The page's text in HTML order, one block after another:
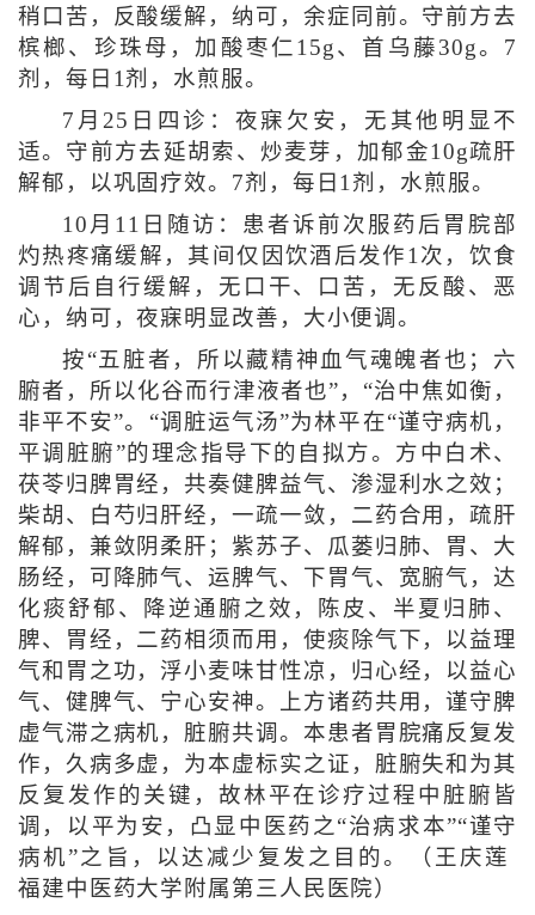
稍口苦，反酸缓解，纳可，余症同前。守前方去
槟榔、珍珠母，加酸枣仁15g、首乌藤30g。7
剂，每日1剂，水煎服。
7月25日四诊：夜寐欠安，无其他明显不
适。守前方去延胡索、炒麦芽，加郁金10g疏肝
解郁，以巩固疗效。7剂，每日1剂，水煎服。
10月11日随访：患者诉前次服药后胃脘部
灼热疼痛缓解，其间仅因饮酒后发作1次，饮食
调节后自行缓解，无口干、口苦，无反酸、恶
心，纳可，夜寐明显改善，大小便调。
按“五脏者，所以藏精神血气魂魄者也；六
腑者，所以化谷而行津液者也”，“治中焦如衡，
非平不安”。“调脏运气汤”为林平在“谨守病机，
平调脏腑”的理念指导下的自拟方。方中白术、
茯苓归脾胃经，共奏健脾益气、渗湿利水之效；
柴胡、白芍归肝经，一疏一敛，二药合用，疏肝
解郁，兼敛阴柔肝；紫苏子、瓜蒌归肺、胃、大
肠经，可降肺气、运脾气、下胃气、宽腑气，达
化痰舒郁、降逆通腑之效，陈皮、半夏归肺、
脾、胃经，二药相须而用，使痰除气下，以益理
气和胃之功，浮小麦味甘性凉，归心经，以益心
气、健脾气、宁心安神。上方诸药共用，谨守脾
虚气滞之病机，脏腑共调。本患者胃脘痛反复发
作，久病多虚，为本虚标实之证，脏腑失和为其
反复发作的关键，故林平在诊疗过程中脏腑皆
调，以平为安，凸显中医药之“治病求本”“谨守
病机”之旨，以达减少复发之目的。（王庆莲
福建中医药大学附属第三人民医院）